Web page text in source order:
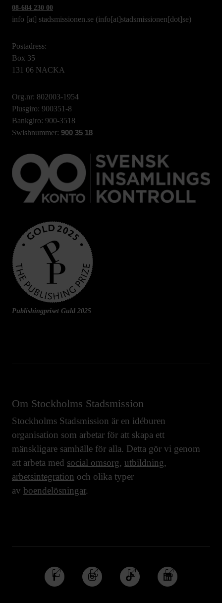
08-684 230 00
info [at] stadsmissionen.se (info[at]stadsmissionen[dot]se)
Postadress:
Box 35
131 06 NACKA
Org.nr: 802003-1954
Plusgiro: 900351-8
Bankgiro: 900-3518
Swishnummer: 900 35 18
Publishingpriset Guld 2025
Om Stockholms Stadsmission
Stockholms Stadsmission är en idéburen
organisation som arbetar för att skapa ett
mänskligare samhälle för alla. Detta gör vi genom
att arbeta med social omsorg, utbildning,
arbetsintegration och olika typer
av boendelösningar.
Följ
oss
Följ
oss
Följ
oss
Följ
oss